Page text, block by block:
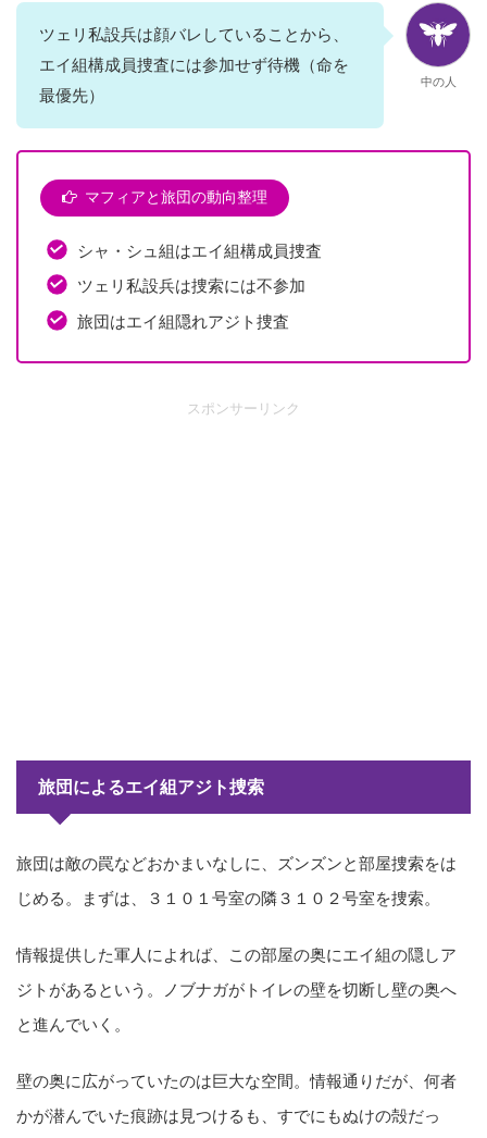
ツェリ私設兵は顔バレしていることから、
エイ組構成員捜査には参加せず待機（命を
最優先）
中の人
マフィアと旅団の動向整理
シャ・シュ組はエイ組構成員捜査
ツェリ私設兵は捜索には不参加
旅団はエイ組隠れアジト捜査
スポンサーリンク
旅団によるエイ組アジト捜索
旅団は敵の罠などおかまいなしに、ズンズンと部屋捜索をは
じめる。まずは、３１０１号室の隣３１０２号室を捜索。
情報提供した軍人によれば、この部屋の奥にエイ組の隠しア
ジトがあるという。ノブナガがトイレの壁を切断し壁の奥へ
と進んでいく。
壁の奥に広がっていたのは巨大な空間。情報通りだが、何者
かが潜んでいた痕跡は見つけるも、すでにもぬけの殻だっ